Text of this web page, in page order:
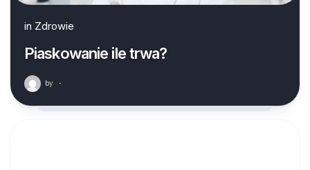
in Zdrowie
Piaskowanie ile trwa?
by ·